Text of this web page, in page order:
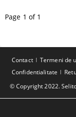
Page 1 of 1
© Copyright 2022.
Contact Termeni de
Confidentialitate